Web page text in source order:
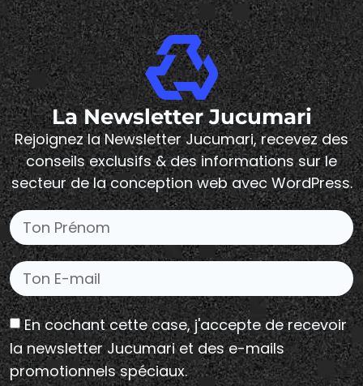
La Newsletter Jucumari
Rejoignez la Newsletter Jucumari, recevez des
conseils exclusifs & des informations sur le
secteur de la conception web avec WordPress.
En cochant cette case, j'accepte de recevoir
la newsletter Jucumari et des e-mails
promotionnels spéciaux.